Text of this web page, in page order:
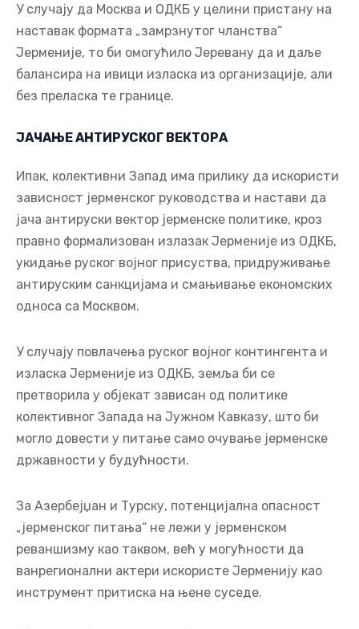
У случају да Москва и ОДКБ у целини пристану на
наставак формата „замрзнутог чланства“
Јерменије, то би омогућило Јеревану да и даље
балансира на ивици изласка из организације, али
без преласка те границе.
ЈАЧАЊЕ АНТИРУСКОГ ВЕКТОРА
Ипак, колективни Запад има прилику да искористи
зависност јерменског руководства и настави да
јача антируски вектор јерменске политике, кроз
правно формализован излазак Јерменије из ОДКБ,
укидање руског војног присуства, придруживање
антируским санкцијама и смањивање економских
односа са Москвом.
У случају повлачења руског војног контингента и
изласка Јерменије из ОДКБ, земља би се
претворила у објекат зависан од политике
колективног Запада на Јужном Кавказу, што би
могло довести у питање само очување јерменске
државности у будућности.
За Азербејџан и Турску, потенцијална опасност
„јерменског питања“ не лежи у јерменском
реваншизму као таквом, већ у могућности да
ванрегионални актери искористе Јерменију као
инструмент притиска на њене суседе.